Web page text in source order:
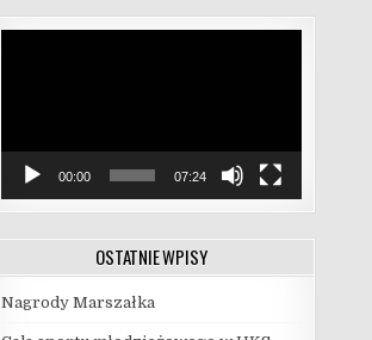
00:00 07:24
OSTATNIE WPISY
Nagrody Marszałka